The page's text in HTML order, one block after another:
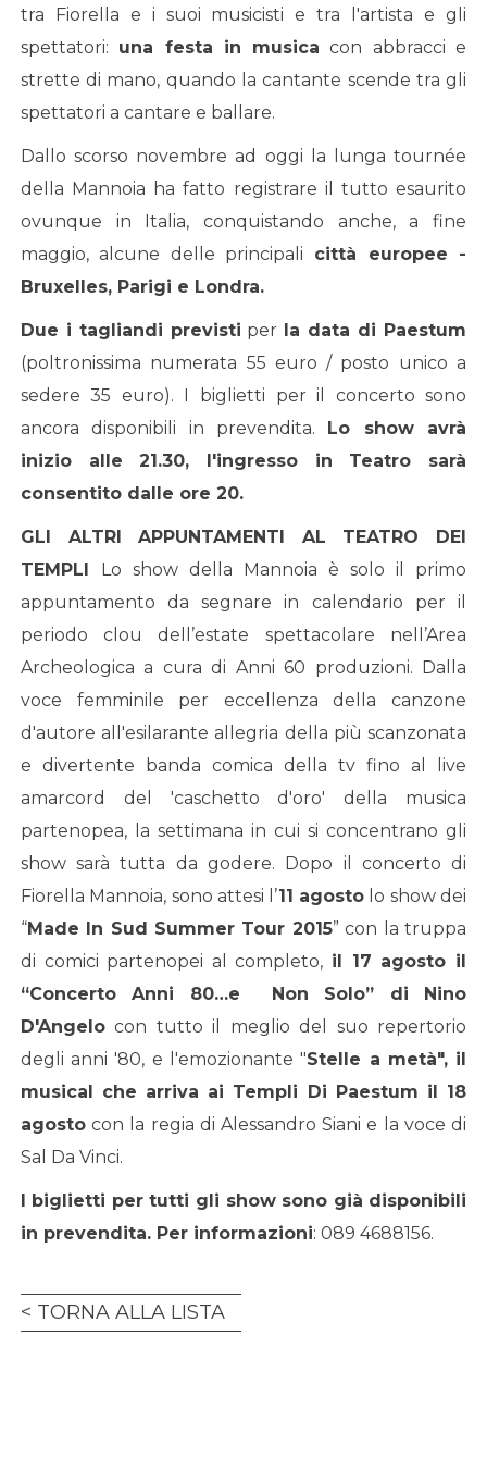
tra Fiorella e i suoi musicisti e tra l'artista e gli
spettatori: una festa in musica con abbracci e
strette di mano, quando la cantante scende tra gli
spettatori a cantare e ballare.
Dallo scorso novembre ad oggi la lunga tournée
della Mannoia ha fatto registrare il tutto esaurito
ovunque in Italia, conquistando anche, a fine
maggio, alcune delle principali città europee -
Bruxelles, Parigi e Londra.
Due i tagliandi previsti per la data di Paestum
(poltronissima numerata 55 euro / posto unico a
sedere 35 euro). I biglietti per il concerto sono
ancora disponibili in prevendita. Lo show avrà
inizio alle 21.30, l'ingresso in Teatro sarà
consentito dalle ore 20.
GLI ALTRI APPUNTAMENTI AL TEATRO DEI
TEMPLI Lo show della Mannoia è solo il primo
appuntamento da segnare in calendario per il
periodo clou dell’estate spettacolare nell’Area
Archeologica a cura di Anni 60 produzioni. Dalla
voce femminile per eccellenza della canzone
d'autore all'esilarante allegria della più scanzonata
e divertente banda comica della tv fino al live
amarcord del 'caschetto d'oro' della musica
partenopea, la settimana in cui si concentrano gli
show sarà tutta da godere. Dopo il concerto di
Fiorella Mannoia, sono attesi l’11 agostolo show dei
“Made In Sud Summer Tour 2015” con la truppa
di comici partenopei al completo, il 17 agosto il
“Concerto Anni 80…e Non Solo” di Nino
D'Angelocon tutto il meglio del suo repertorio
degli anni '80, e l'emozionante "Stelle a metà", il
musical che arriva ai Templi Di Paestum il 18
agostocon la regia di Alessandro Siani e la voce di
Sal Da Vinci.
I biglietti per tutti gli show sono già disponibili
in prevendita. Per informazioni: 089 4688156.
TORNA ALLA LISTA